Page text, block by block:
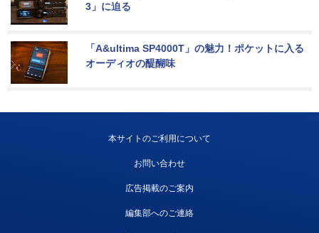
3」に迫る
「A&ultima SP4000T」の魅力！ポケットに入る
オーディオの醍醐味
本サイトのご利用について
お問い合わせ
広告掲載のご案内
編集部へのご連絡